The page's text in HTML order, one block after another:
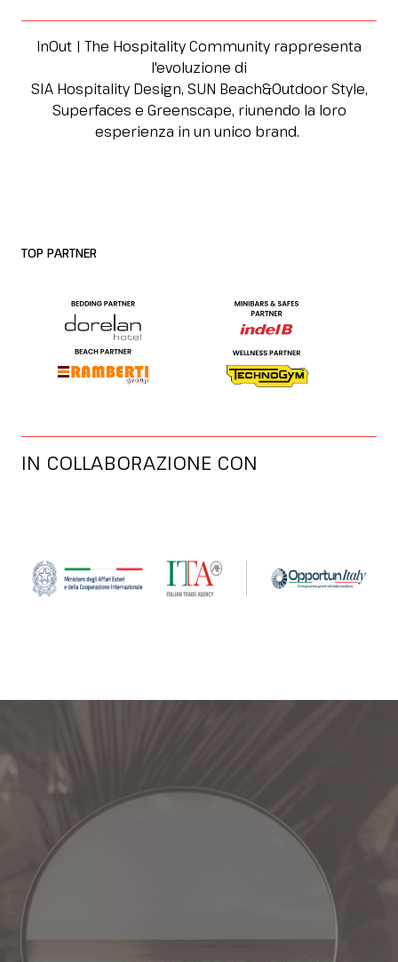
InOut | The Hospitality Community rappresenta
l'evoluzione di
SIA Hospitality Design, SUN Beach&Outdoor Style,
Superfaces e Greenscape, riunendo la loro
esperienza in un unico brand.
TOP PARTNER
IN COLLABORAZIONE CON